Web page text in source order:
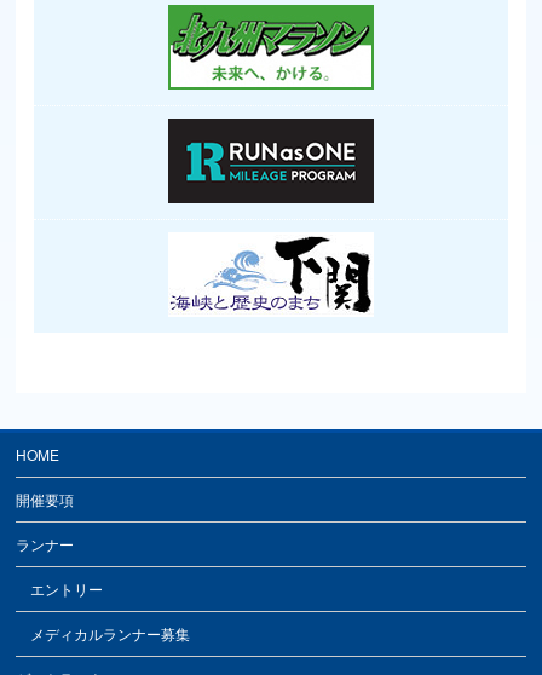
HOME
開催要項
ランナー
エントリー
メディカルランナー募集